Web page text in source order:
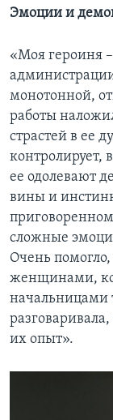
Эмоции и
«Моя героиня
монотонной,
работы
страстей в ее
контролирует,
ее одолевают
вины и
сложные
Очень
женщинами,
начальницами
их опыт».